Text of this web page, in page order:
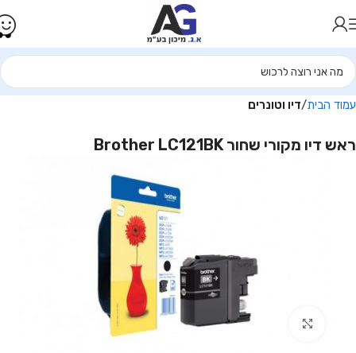
עמוד הבית דיו וטונרים
ראש דיו מקורי שחור Brother LC121BK
Click to enlarge